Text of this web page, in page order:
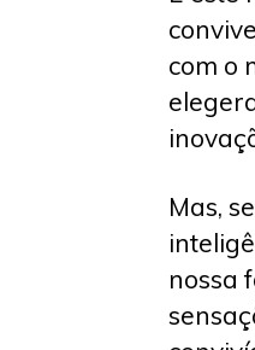
com o
Mas,
nossa